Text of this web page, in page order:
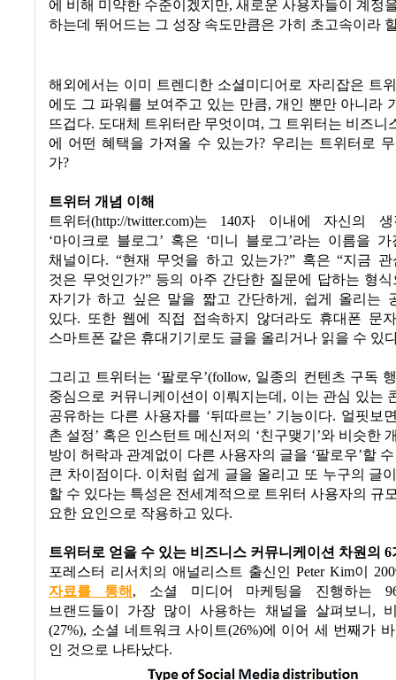
에 비해 미약한 수준이겠지만, 새로운 사용자들이 계정
하는데 뛰어드는 그 성장 속도만큼은 가히 초고속이라
해외에서는 이미 트렌디한 소셜미디어로 자리잡은 트
에도 그 파워를 보여주고 있는 만큼, 개인 뿐만 아니라
뜨겁다. 도대체 트위터란 무엇이며 , 그 트위터는 비즈니
에 어떤 혜택을 가져올 수 있는가? 우리는 트위터로
가?
트위터 개념 이해
트위터(http://twitter.com)는 140자 이내에 자신의 생
‘마이크로 블로그’ 혹은 ‘미니 블로그’라는 이름을
채널이다. “현재 무엇을 하고 있는가?” 혹은“지금
것은 무엇인가?” 등의 아주 간단한 질문에 답하는 형식
자기가 하고 싶은 말을 짧고 간단하게 , 쉽게 올리는
있다. 또한 웹에 직접 접속하지 않더라도 휴대폰 문
스마트폰 같은 휴대기기로도 글을 올리거나 읽을 수 있
그리고 트위터는 ‘팔로우’(follow, 일종의 컨텐츠 구독
중심으로 커뮤니케이션이 이뤄지는데 , 이는 관심 있는
공유하는 다른 사용자를 ‘뒤따르는’ 기능이다. 얼핏보
촌 설정’ 혹은 인스턴트 메신저의 ‘친구맺기 ’와 비슷한
방이 허락과 관계없이 다른 사용자의 글을 ‘팔로우’할
큰 차이점이다. 이처럼 쉽게 글을 올리고 또 누구의 글
할 수 있다는 특성은 전세계적으로 트위터 사용자의 규
요한 요인으로 작용하고 있다.
트위터로 얻을 수 있는 비즈니스 커뮤니케이션 차원의 6
포레스터 리서치의 애널리스트 출신인 Peter Kim이
자료를 통해 , 소셜 미디어 마케팅을 진행하는
브랜드들이 가장 많이 사용하는 채널을 살펴보니 ,
(27%), 소셜 네트워크 사이트(26%)에 이어 세 번째가
인 것으로 나타났다.